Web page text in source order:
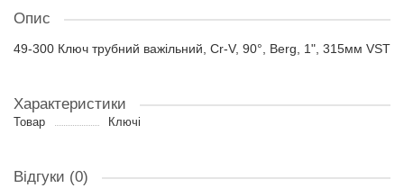
Опис
49-300 Ключ трубний важільний, Cr-V, 90°, Berg, 1", 315мм VST
Характеристики
Товар Ключі
Відгуки (0)